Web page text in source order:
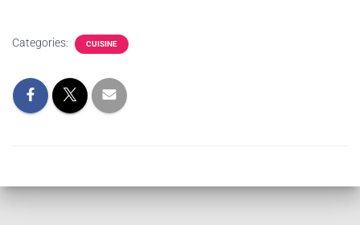
Categories: CUISINE